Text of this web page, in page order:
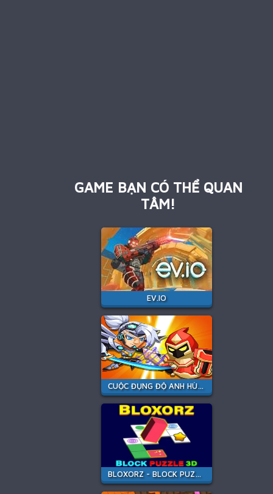
GAME BẠN CÓ THỂ QUAN
TÂM!
EV.IO
CUỘC ĐỤNG ĐỘ ANH HÙNG
BLOXORZ - BLOCK PUZZLE 3D